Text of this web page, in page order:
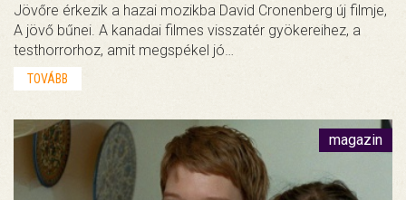
Jövőre érkezik a hazai mozikba David Cronenberg új filmje,
A jövő bűnei. A kanadai filmes visszatér gyökereihez, a
testhorrorhoz, amit megspékel jó…
TOVÁBB
magazin